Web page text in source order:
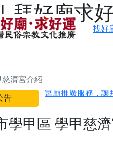
拜好廟求
找好
濟宮介紹
告
之旅」！
【台北北投 唭哩
學甲區 學甲慈